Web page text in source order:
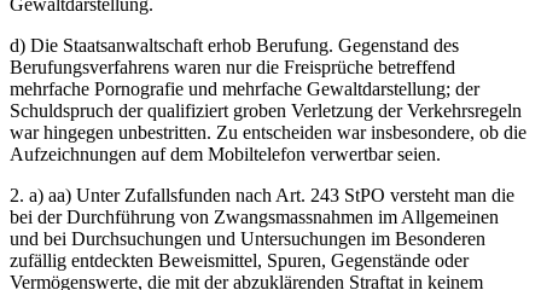
Gewaltdarstellung.
d) Die Staatsanwaltschaft erhob Berufung. Gegenstand des
Berufungsverfahrens waren nur die Freisprüche betreffend
mehrfache Pornografie und mehrfache Gewaltdarstellung; der
Schuldspruch der qualifiziert groben Verletzung der Verkehrsregeln
war hingegen unbestritten. Zu entscheiden war insbesondere, ob die
Aufzeichnungen auf dem Mobiltelefon verwertbar seien.
2. a) aa) Unter Zufallsfunden nach Art. 243 StPO versteht man die
bei der Durchführung von Zwangsmassnahmen im Allgemeinen
und bei Durchsuchungen und Untersuchungen im Besonderen
zufällig entdeckten Beweismittel, Spuren, Gegenstände oder
Vermögenswerte, die mit der abzuklärenden Straftat in keinem